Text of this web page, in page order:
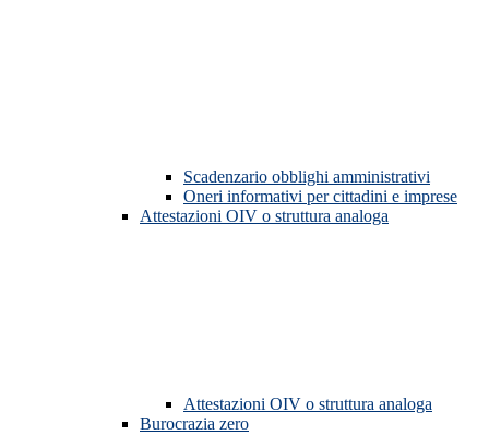
Scadenzario obblighi amministrativi
Oneri informativi per cittadini e imprese
Attestazioni OIV o struttura analoga
Attestazioni OIV o struttura analoga
Burocrazia zero